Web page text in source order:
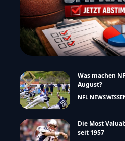
Was machen
August?
NFL NEWS
Die Most
seit 1957